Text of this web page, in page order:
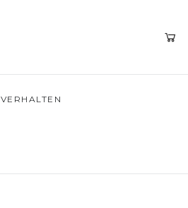
VERHALTEN